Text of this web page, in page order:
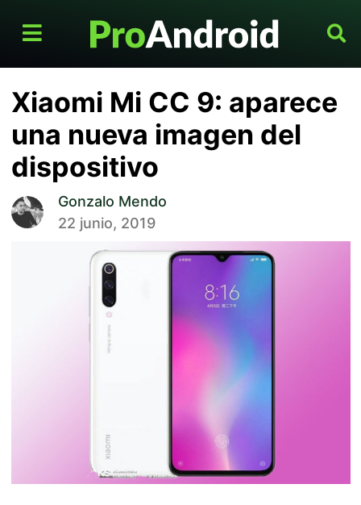
Xiaomi Mi CC 9: aparece
una nueva imagen del
dispositivo
Gonzalo Mendo
22 junio, 2019